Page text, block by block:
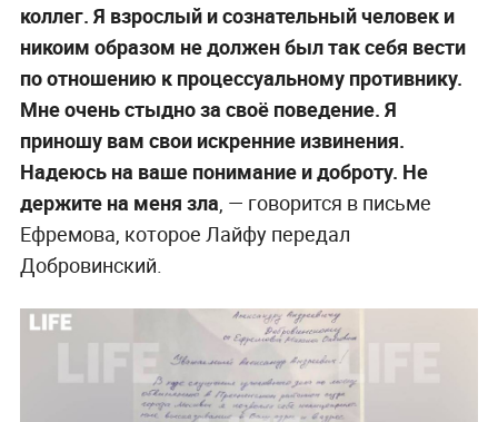
коллег. Я взрослый и сознательный человек и
никоим образом не должен был так себя вести
по отношению к процессуальному противнику.
Мне очень стыдно за своё поведение. Я
приношу вам свои искренние извинения.
Надеюсь на ваше понимание и доброту. Не
держите на меня зла , — говорится в письме
Ефремова, которое Лайфу передал
Добровинский.